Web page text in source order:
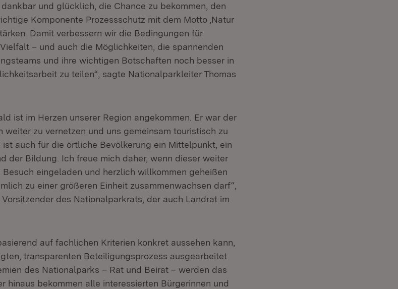
und glücklich, die Chance zu bekommen, den
Komponente Prozessschutz mit dem Motto ‚Natur
Damit verbessern wir die Bedingungen für
– und auch die Möglichkeiten, die spannenden
und ihre wichtigen Botschaften noch besser in
zu teilen“, sagte Nationalparkleiter Thomas
ist im Herzen unserer Region angekommen. Er war der
weiter zu vernetzen und uns gemeinsam touristisch zu
auch für die örtliche Bevölkerung ein Mittelpunkt, ein
der Bildung. Ich freue mich daher, wenn dieser weiter
eingeladen und herzlich willkommen geheißen
zu einer größeren Einheit zusammenwachsen darf“,
des Nationalparkrats, der auch Landrat im
auf fachlichen Kriterien konkret aussehen kann,
transparenten Beteiligungsprozess ausgearbeitet
des Nationalparks – Rat und Beirat – werden das
hinaus bekommen alle interessierten Bürgerinnen und